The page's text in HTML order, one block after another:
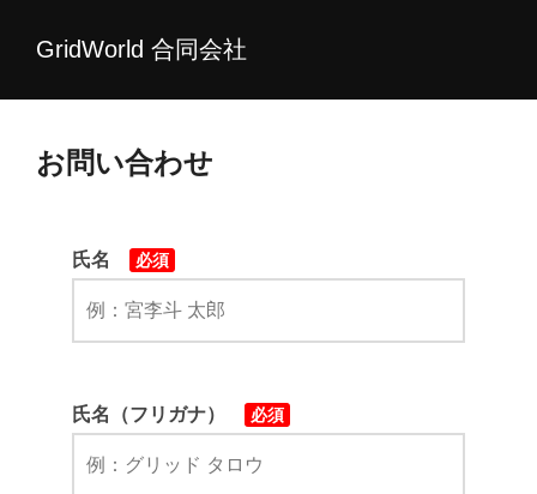
GridWorld 合同会社
お問い合わせ
氏名 必須
氏名（フリガナ） 必須